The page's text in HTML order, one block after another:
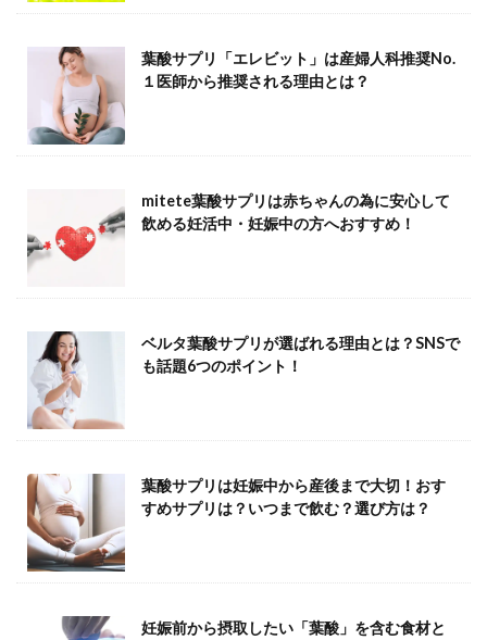
葉酸サプリ「エレビット」は産婦人科推奨No.
１医師から推奨される理由とは？
mitete葉酸サプリは赤ちゃんの為に安心して
飲める妊活中・妊娠中の方へおすすめ！
ベルタ葉酸サプリが選ばれる理由とは？SNSで
も話題6つのポイント！
葉酸サプリは妊娠中から産後まで大切！おす
すめサプリは？いつまで飲む？選び方は？
妊娠前から摂取したい「葉酸」を含む食材と